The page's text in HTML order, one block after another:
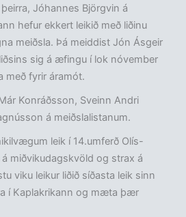
Jóhannes Björgvin á
hefur ekkert leikið með liðinu
meiðsla. Þá meiddist Jón Ásgeir
sig á æfingu í lok nóvember
með fyrir áramót.
Konráðsson, Sveinn Andri
á meiðslalistanum.
leik í 14.umferð Olís-
miðvikudagskvöld og strax á
viku leikur liðið síðasta leik sinn
í Kaplakrikann og mæta þær